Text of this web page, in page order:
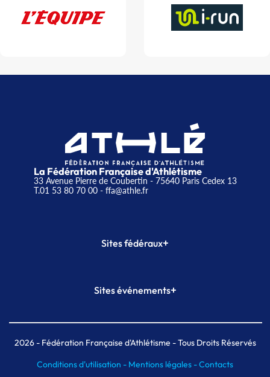
La Fédération Française d'Athlétisme
33 Avenue Pierre de Coubertin - 75640 Paris Cedex 13
T.01 53 80 70 00- ffa@athle.fr
Sites fédéraux+
Plateforme Formation
Sites événements+
Meeting de Paris indoor
MAIF Ekiden de Paris
2026- Fédération Française d'Athlétisme - Tous Droits Réservés
Conditions d'utilisation - Mentions légales -Contacts